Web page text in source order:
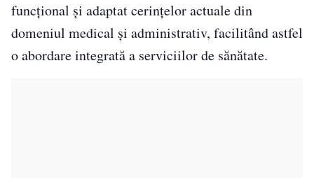
funcțional și adaptat cerințelor actuale din
domeniul medical și administrativ, facilitând astfel
o abordare integrată a serviciilor de sănătate.